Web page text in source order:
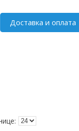
Доставка и оплата